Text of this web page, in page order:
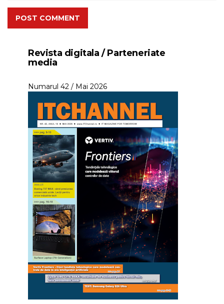
POST COMMENT
Revista digitala / Parteneriate
media
Numarul 42 / Mai 2026